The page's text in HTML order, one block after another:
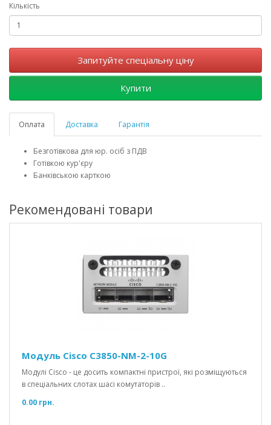
Кількість
Запитуйте спеціальну ціну
Купити
Оплата Доставка Гарантія
Безготівкова для юр. осіб з ПДВ
Готівкою кур'єру
Банківською карткою
Рекомендовані товари
Модуль Cisco C3850-NM-2-10G
Модулі Cisco - це досить компактні пристрої, які розміщуються
в спеціальних слотах шасі комутаторів ..
0.00 грн.